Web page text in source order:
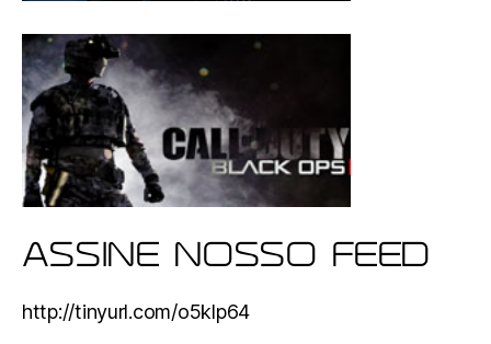
ASSINE NOSSO FEED
http://tinyurl.com/o5klp64